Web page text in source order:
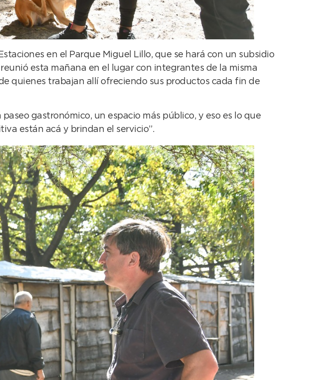
en el Parque Miguel Lillo, que se hará con un subsidio
esta mañana en el lugar con integrantes de la misma
quienes trabajan allí ofreciendo sus productos cada fin de
gastronómico, un espacio más público, y eso es lo que
están acá y brindan el servicio”.